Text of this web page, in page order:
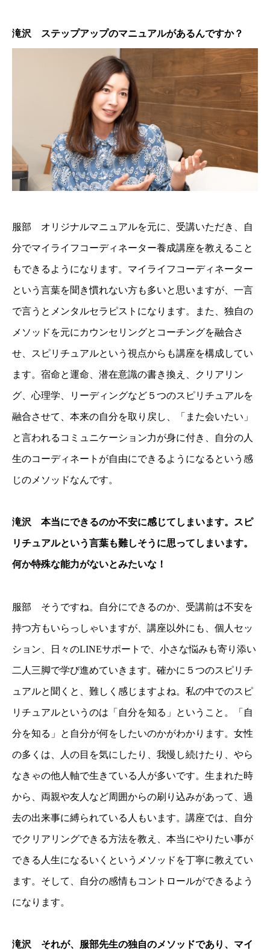
滝沢 ステップアップのマニュアルがあるんですか？
服部 オリジナルマニュアルを元に、受講いただき、自
分でマイライフコーディネーター養成講座を教えること
もできるようになります。マイライフコーディネーター
という言葉を聞き慣れない方も多いと思いますが、一言
で言うとメンタルセラピストになります。また、独自の
メソッドを元にカウンセリングとコーチングを融合さ
せ、スピリチュアルという視点からも講座を構成してい
ます。宿命と運命、潜在意識の書き換え、クリアリン
グ、心理学、リーディングなど５つのスピリチュアルを
融合させて、本来の自分を取り戻し、「また会いたい」
と言われるコミュニケーション力が身に付き、自分の人
生のコーディネートが自由にできるようになるという感
じのメソッドなんです。
滝沢 本当にできるのか不安に感じてしまいます。スピ
リチュアルという言葉も難しそうに思ってしまいます。
何か特殊な能力がないとみたいな！
服部 そうですね。自分にできるのか、受講前は不安を
持つ方もいらっしゃいますが、講座以外にも、個人セッ
ション、日々のLINEサポートで、小さな悩みも寄り添い
二人三脚で学び進めていきます。確かに５つのスピリチ
ュアルと聞くと、難しく感じますよね。私の中でのスピ
リチュアルというのは「自分を知る」ということ。「自
分を知る」と自分が何をしたいのかがわかります。女性
の多くは、人の目を気にしたり、我慢し続けたり、やら
なきゃの他人軸で生きている人が多いです。生まれた時
から、両親や友人など周囲からの刷り込みがあって、過
去の出来事に縛られている人もいます。講座では、自分
でクリアリングできる方法を教え、本当にやりたい事が
できる人生になるいくというメソッドを丁寧に教えてい
ます。そして、自分の感情もコントロールができるよう
になります。
滝沢 それが、服部先生の独自のメソッドであり、マイ